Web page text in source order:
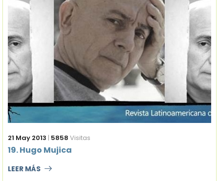
21 May 2013 | 5858 Visitas
19. Hugo Mujica
LEER MÁS